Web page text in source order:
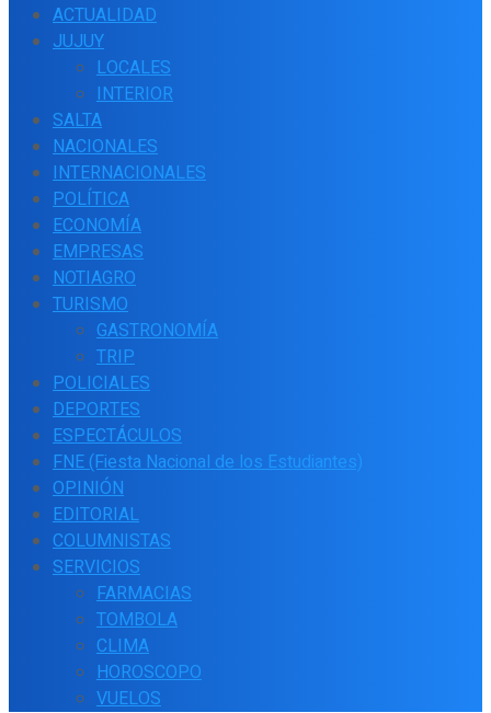
ACTUALIDAD
JUJUY
LOCALES
INTERIOR
SALTA
NACIONALES
INTERNACIONALES
POLÍTICA
ECONOMÍA
EMPRESAS
NOTIAGRO
TURISMO
GASTRONOMÍA
TRIP
POLICIALES
DEPORTES
ESPECTÁCULOS
FNE (Fiesta Nacional de los Estudiantes)
OPINIÓN
EDITORIAL
COLUMNISTAS
SERVICIOS
FARMACIAS
TOMBOLA
CLIMA
HOROSCOPO
VUELOS